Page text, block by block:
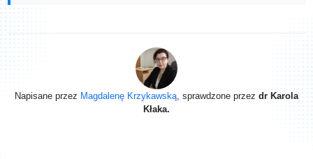
Napisane przez Magdalenę Krzykawską, sprawdzone przez dr Karola
Kłaka.